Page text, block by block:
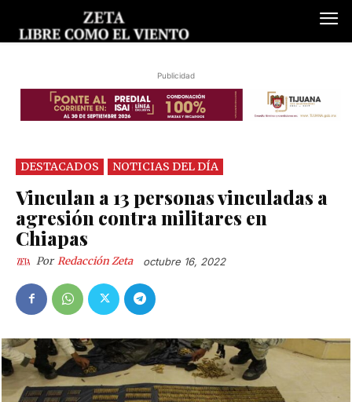
Publicidad
DESTACADOS NOTICIAS DEL DÍA
Vinculan a 13 personas vinculadas a
agresión contra militares en
Chiapas
Por Redacción Zeta octubre 16, 2022